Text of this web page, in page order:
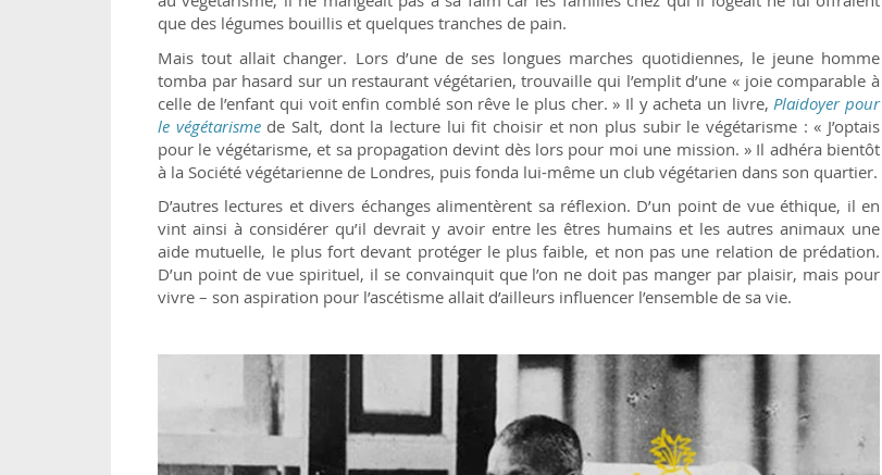
que des légumes bouillis et quelques tranches de pain.
Mais tout allait changer. Lors d’une de ses longues marches quotidiennes, le jeune homme
tomba par hasard sur un restaurant végétarien, trouvaille qui l’emplit d’une « joie comparable à
celle de l’enfant qui voit enfin comblé son rêve le plus cher. » Il y acheta un livre, Plaidoyer pour
le végétarismede Salt, dont la lecture lui fit choisir et non plus subir le végétarisme : « J’optais
pour le végétarisme, et sa propagation devint dès lors pour moi une mission. » Il adhéra bientôt
à la Société végétarienne de Londres, puis fonda lui-même un club végétarien dans son quartier.
D’autres lectures et divers échanges alimentèrent sa réflexion. D’un point de vue éthique, il en
vint ainsi à considérer qu’il devrait y avoir entre les êtres humains et les autres animaux une
aide mutuelle, le plus fort devant protéger le plus faible, et non pas une relation de prédation.
D’un point de vue spirituel, il se convainquit que l’on ne doit pas manger par plaisir, mais pour
vivre – son aspiration pour l’ascétisme allait d’ailleurs influencer l’ensemble de sa vie.